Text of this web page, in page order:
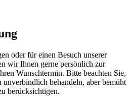
oder für einen Besuch unserer
wir Ihnen gerne persönlich zur
Wunschtermin. Bitte beachten Sie,
behandeln, aber bemüht
berücksichtigen.